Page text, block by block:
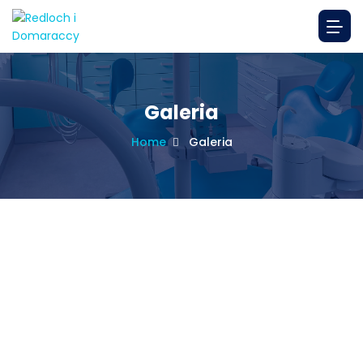
Galeria
Home Galeria